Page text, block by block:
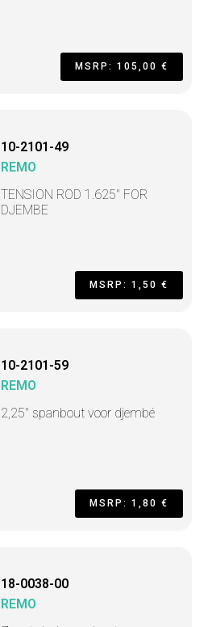
MSRP: 105,00 €
10-2101-49
REMO
TENSION ROD 1.625" FOR
DJEMBE
MSRP: 1,50 €
10-2101-59
REMO
2,25" spanbout voor djembé
MSRP: 1,80 €
18-0038-00
REMO